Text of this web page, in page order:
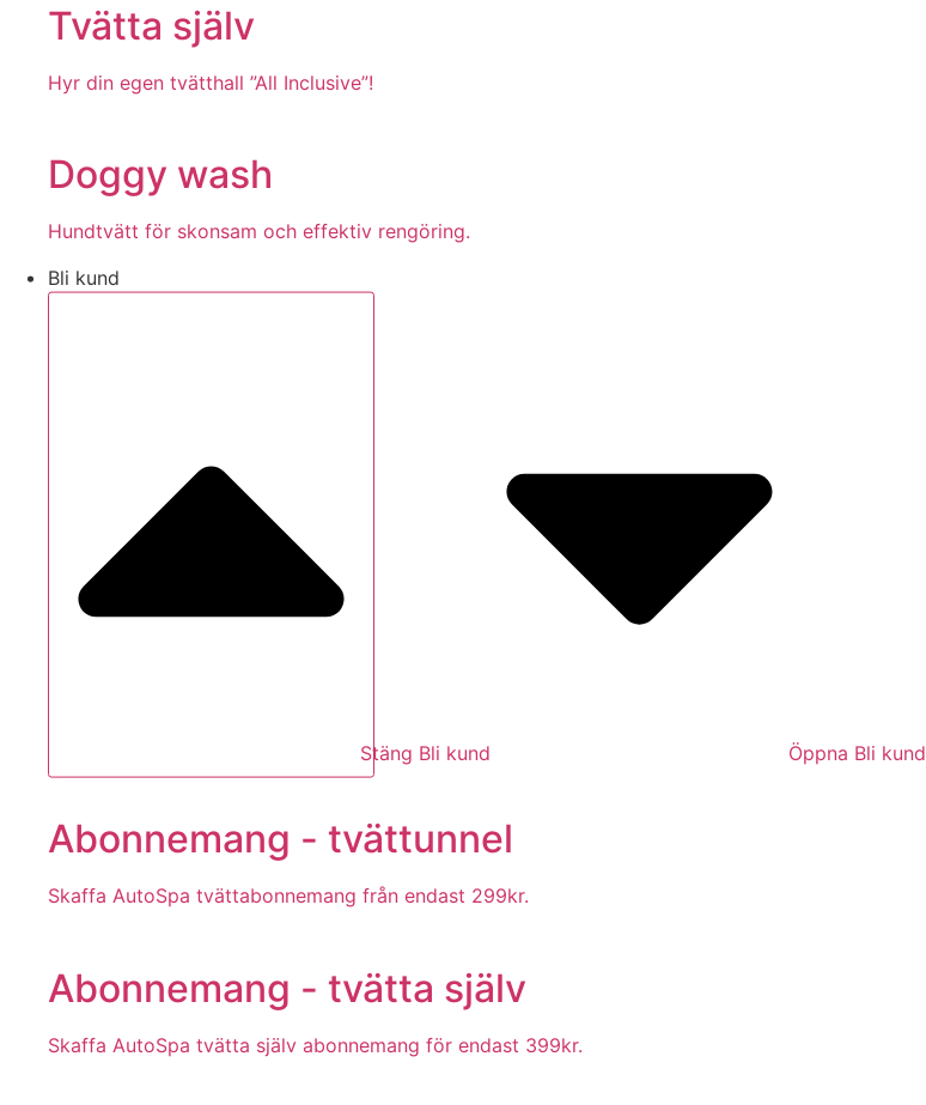
Tvätta själv
Hyr din egen tvätthall ”All Inclusive”!
Doggy wash
Hundtvätt för skonsam och effektiv rengöring.
Bli kund
Stäng Bli kund Öppna Bli kund
Abonnemang - tvättunnel
Skaffa AutoSpa tvättabonnemang från endast 299kr.
Abonnemang - tvätta själv
Skaffa AutoSpa tvätta själv abonnemang för endast 399kr.